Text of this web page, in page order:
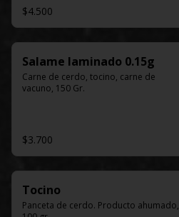
$4.500
Salame laminado 0.15g
Carne de cerdo, tocino, carne de
vacuno, 150 Gr.
$3.700
Tocino
Panceta de cerdo. Producto ahumado,